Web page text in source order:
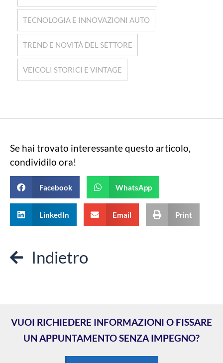
TECNOLOGIA E INNOVAZIONI AUTO
TREND E NOVITÀ DEL SETTORE
VEICOLI STORICI E VINTAGE
Se hai trovato interessante questo articolo,
condividilo ora!
Facebook WhatsApp
LinkedIn Email Print
Indietro
VUOI RICHIEDERE INFORMAZIONI O FISSARE
UN APPUNTAMENTO SENZA IMPEGNO?